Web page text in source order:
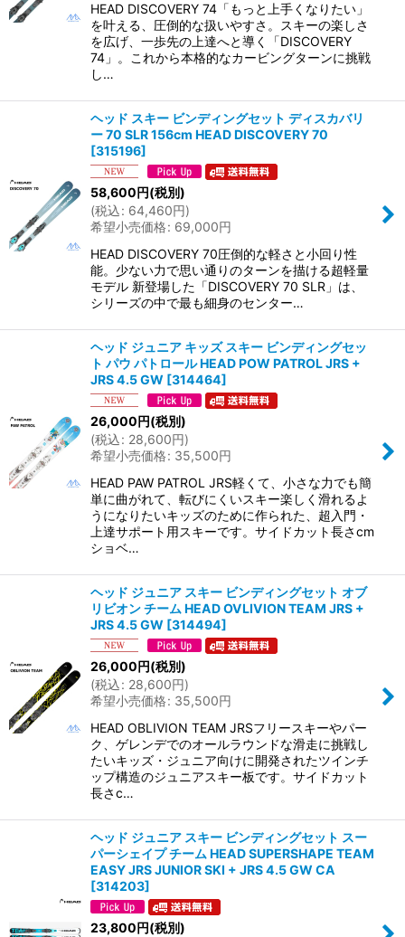
HEAD DISCOVERY 74「もっと上手くなりたい」
を叶える、圧倒的な扱いやすさ。スキーの楽しさ
を広げ、一歩先の上達へと導く「DISCOVERY
74」。これから本格的なカービングターンに挑戦
し…
ヘッド スキー ビンディングセット ディスカバリ
ー 70 SLR 156cm HEAD DISCOVERY 70
[315196]
58,600円(税別)
(税込: 64,460円)
希望小売価格: 69,000円
HEAD DISCOVERY 70圧倒的な軽さと小回り性
能。少ない力で思い通りのターンを描ける超軽量
モデル 新登場した「DISCOVERY 70 SLR」は、
シリーズの中で最も細身のセンター…
ヘッド ジュニア キッズ スキー ビンディングセッ
ト パウ パトロール HEAD POW PATROL JRS +
JRS 4.5 GW [314464]
26,000円(税別)
(税込: 28,600円)
希望小売価格: 35,500円
HEAD PAW PATROL JRS軽くて、小さな力でも簡
単に曲がれて、転びにくいスキー楽しく滑れるよ
うになりたいキッズのために作られた、超入門・
上達サポート用スキーです。サイドカット長さcm
ショベ…
ヘッド ジュニア スキー ビンディングセット オブ
リビオン チーム HEAD OVLIVION TEAM JRS +
JRS 4.5 GW [314494]
26,000円(税別)
(税込: 28,600円)
希望小売価格: 35,500円
HEAD OBLIVION TEAM JRSフリースキーやパー
ク、ゲレンデでのオールラウンドな滑走に挑戦し
たいキッズ・ジュニア向けに開発されたツインチ
ップ構造のジュニアスキー板です。サイドカット
長さc…
ヘッド ジュニア スキー ビンディングセット スー
パーシェイプ チーム HEAD SUPERSHAPE TEAM
EASY JRS JUNIOR SKI + JRS 4.5 GW CA
[314203]
23,800円(税別)